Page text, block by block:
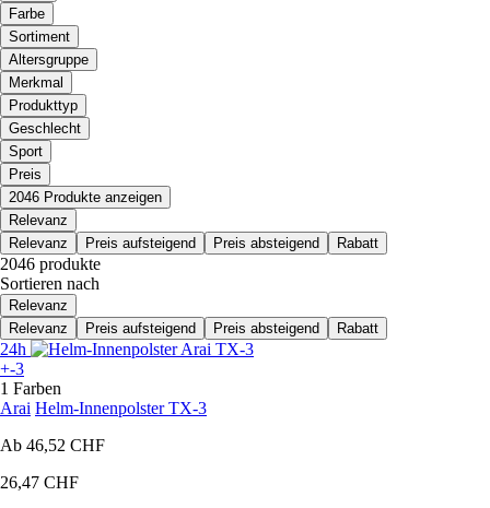
Farbe
Sortiment
Altersgruppe
Merkmal
Produkttyp
Geschlecht
Sport
Preis
2046 Produkte anzeigen
Relevanz
Relevanz
Preis aufsteigend Preis absteigend Rabatt
2046 produkte
Sortieren nach
Relevanz
Relevanz
Preis aufsteigend Preis absteigend Rabatt
24h
+-3
1 Farben
Arai Helm-Innenpolster TX-3
Ab 46,52 CHF
26,47 CHF